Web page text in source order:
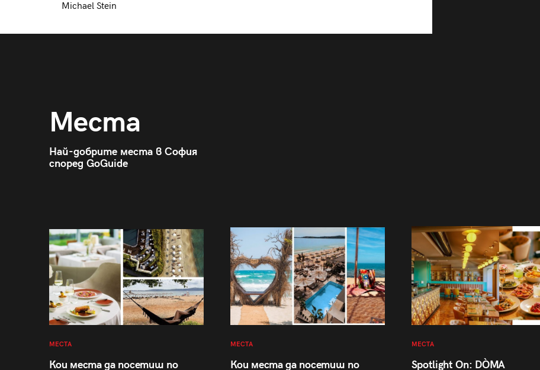
Michael Stein
Места
Най-добрите места в София
според GoGuide
МЕСТА
Кои места да посетиш по
МЕСТА
Кои места да посетиш по
МЕСТА
Spotlight On: DÒMA